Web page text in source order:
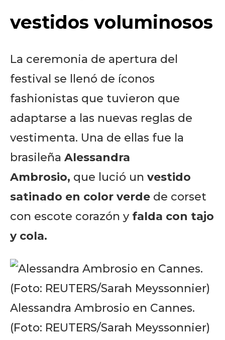
vestidos voluminosos
La ceremonia de apertura del
festival se llenó de íconos
fashionistas que tuvieron que
adaptarse a las nuevas reglas de
vestimenta. Una de ellas fue la
brasileña Alessandra
Ambrosio, que lució un vestido
satinado en color verde de corset
con escote corazón y falda con tajo
y cola.
Alessandra Ambrosio en Cannes.
(Foto: REUTERS/Sarah Meyssonnier)